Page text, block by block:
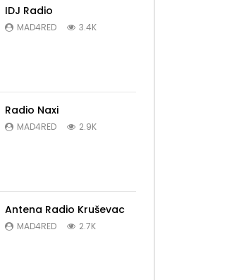
IDJ Radio
MAD4RED 3.4K
Radio Naxi
MAD4RED 2.9K
Antena Radio Kruševac
MAD4RED 2.7K